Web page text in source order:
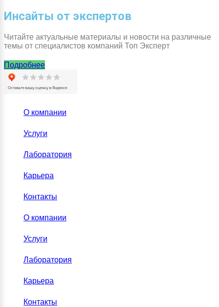
Инсайты от экспертов
Читайте актуальные материалы и новости на различные
темы от специалистов компаний Топ Эксперт
Подробнее
О компании
Услуги
Лаборатория
Карьера
Контакты
О компании
Услуги
Лаборатория
Карьера
Контакты